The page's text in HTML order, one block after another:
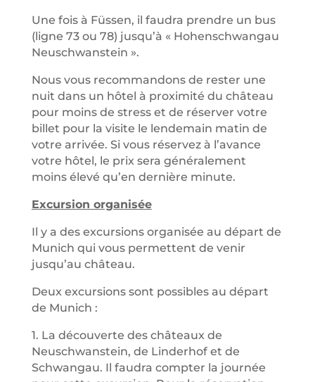
Une fois à Füssen, il faudra prendre un bus
(ligne 73 ou 78) jusqu’à « Hohenschwangau
Neuschwanstein ».
Nous vous recommandons de rester une
nuit dans un hôtel à proximité du château
pour moins de stress et de réserver votre
billet pour la visite le lendemain matin de
votre arrivée. Si vous réservez à l’avance
votre hôtel, le prix sera généralement
moins élevé qu’en dernière minute.
Excursion organisée
Il y a des excursions organisée au départ de
Munich qui vous permettent de venir
jusqu’au château.
Deux excursions sont possibles au départ
de Munich :
1. La découverte des châteaux de
Neuschwanstein, de Linderhof et de
Schwangau. Il faudra compter la journée